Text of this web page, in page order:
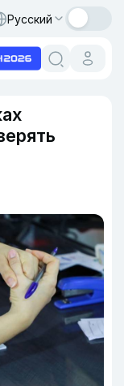
Русский